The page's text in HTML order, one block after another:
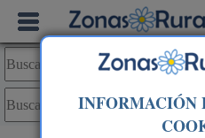
INFORMACIÓN